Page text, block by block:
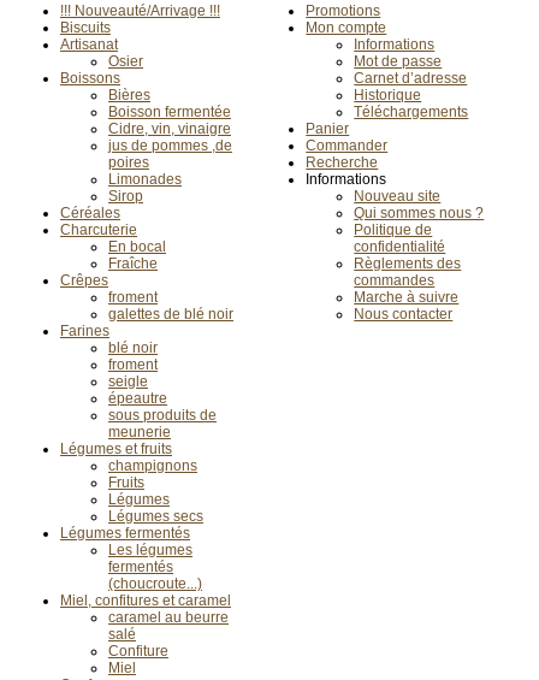
!!! Nouveauté/Arrivage !!!
Biscuits
Artisanat
Osier
Boissons
Bières
Boisson fermentée
Cidre, vin, vinaigre
jus de pommes ,de
poires
Limonades
Sirop
Céréales
Charcuterie
En bocal
Fraîche
Crêpes
froment
galettes de blé noir
Farines
blé noir
froment
seigle
épeautre
sous produits de
meunerie
Légumes et fruits
champignons
Fruits
Légumes
Légumes secs
Légumes fermentés
Les légumes
fermentés
(choucroute...)
Miel, confitures et caramel
caramel au beurre
salé
Confiture
Miel
Promotions
Mon compte
Informations
Mot de passe
Carnet d’adresse
Historique
Téléchargements
Panier
Commander
Recherche
Informations
Nouveau site
Qui sommes nous ?
Politique de
confidentialité
Règlements des
commandes
Marche à suivre
Nous contacter